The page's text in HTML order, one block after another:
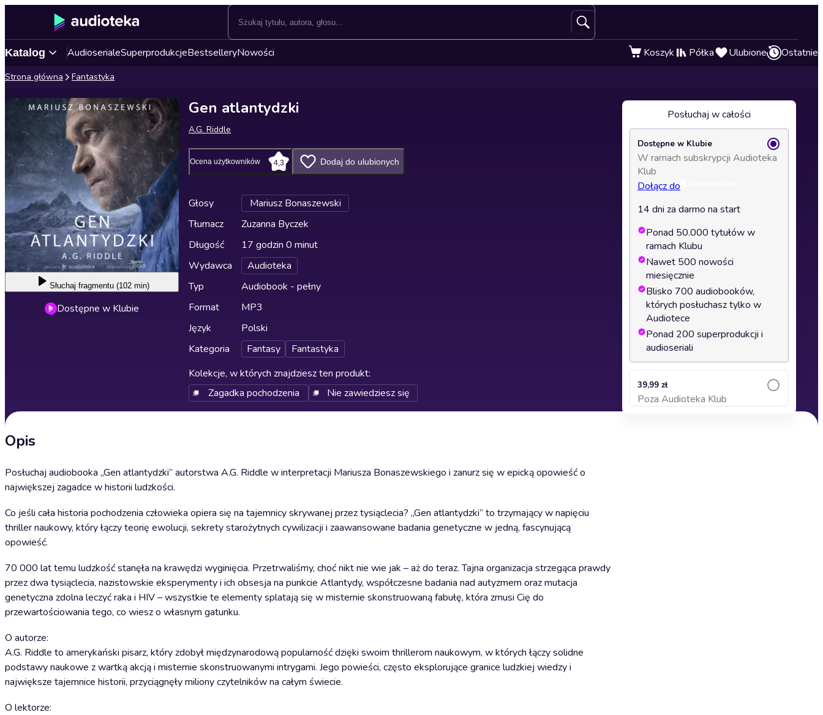
Katalog AudioserialeSuperprodukcjeBestselleryNowości Koszyk Półka Ulubione Ostatnie
Strona główna Fantastyka
Słuchaj fragmentu (102 min)
Dostępne w Klubie
Gen atlantydzki
A.G. Riddle
Ocena użytkowników 4,3 Dodaj do ulubionych
Głosy
Mariusz Bonaszewski
Tłumacz
Zuzanna Byczek
Długość
17 godzin 0 minut
Wydawca
Audioteka
Typ
Audiobook - pełny
Format
MP3
Język
Polski
Kategoria
Fantasy
Fantastyka
Kolekcje, w których znajdziesz ten produkt:
Zagadka pochodzenia
Nie zawiedziesz się
Opis
Posłuchaj audiobooka „Gen atlantydzki” autorstwa A.G. Riddle w interpretacji Mariusza Bonaszewskiego i zanurz się w epicką opowieść o
największej zagadce w historii ludzkości.
Co jeśli cała historia pochodzenia człowieka opiera się na tajemnicy skrywanej przez tysiąclecia? „Gen atlantydzki” to trzymający w napięciu
thriller naukowy, który łączy teorię ewolucji, sekrety starożytnych cywilizacji i zaawansowane badania genetyczne w jedną, fascynującą
opowieść.
70 000 lat temu ludzkość stanęła na krawędzi wyginięcia. Przetrwaliśmy, choć nikt nie wie jak – aż do teraz. Tajna organizacja strzegąca prawdy
przez dwa tysiąclecia, nazistowskie eksperymenty i ich obsesja na punkcie Atlantydy, współczesne badania nad autyzmem oraz mutacja
genetyczna zdolna leczyć raka i HIV – wszystkie te elementy splatają się w misternie skonstruowaną fabułę, która zmusi Cię do
przewartościowania tego, co wiesz o własnym gatunku.
O autorze:
A.G. Riddle to amerykański pisarz, który zdobył międzynarodową popularność dzięki swoim thrillerom naukowym, w których łączy solidne
podstawy naukowe z wartką akcją i misternie skonstruowanymi intrygami. Jego powieści, często eksplorujące granice ludzkiej wiedzy i
największe tajemnice historii, przyciągnęły miliony czytelników na całym świecie.
O lektorze:
Posłuchaj w całości
Dostępne w Klubie
W ramach subskrypcji Audioteka
Klub
Dołącz do
14 dni za darmo na start
Ponad 50.000 tytułów w
ramach Klubu
Nawet 500 nowości
miesięcznie
Blisko 700 audiobooków,
których posłuchasz tylko w
Audiotece
Ponad 200 superprodukcji i
audioseriali
39,99 zł
Poza Audioteka Klub
Dodaj do koszyka